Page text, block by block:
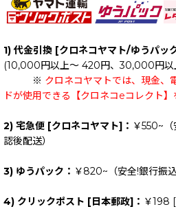
1) 代金引換 [クロネコヤマト/ゆうパッ
(10,000円以上～ 420円、30,000円
※ クロネコヤマトでは、現金、
ドが使用できる【クロネコeコレクト】
2) 宅急便 [クロネコヤマト]： ￥550~
認後配送）
3) ゆうパック： ￥820~（安全!銀行振
4) クリックポスト [日本郵政]： ￥198